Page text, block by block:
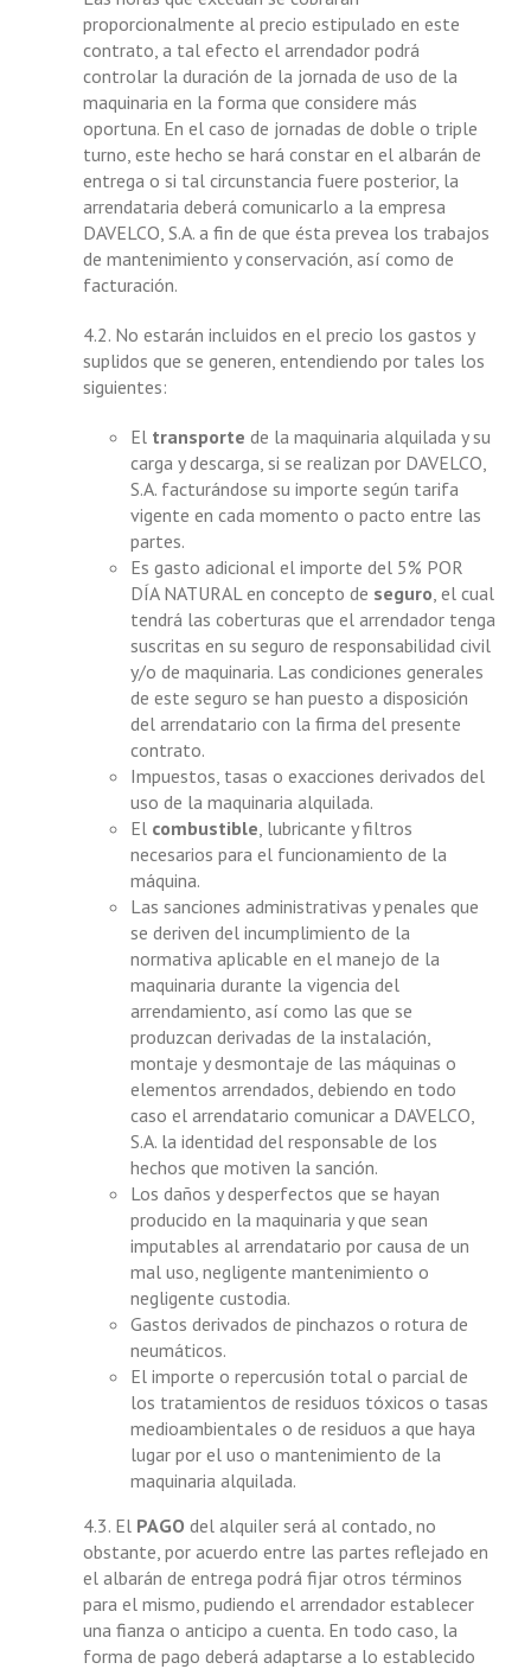
proporcionalmente al precio estipulado en este
contrato, a tal efecto el arrendador podrá
controlar la duración de la jornada de uso de la
maquinaria en la forma que considere más
oportuna. En el caso de jornadas de doble o triple
turno, este hecho se hará constar en el albarán de
entrega o si tal circunstancia fuere posterior, la
arrendataria deberá comunicarlo a la empresa
DAVELCO, S.A. a fin de que ésta prevea los trabajos
de mantenimiento y conservación, así como de
facturación.
4.2. No estarán incluidos en el precio los gastos y
suplidos que se generen, entendiendo por tales los
siguientes:
El transporte de la maquinaria alquilada y su
carga y descarga, si se realizan por DAVELCO,
S.A. facturándose su importe según tarifa
vigente en cada momento o pacto entre las
partes.
Es gasto adicional el importe del 5% POR
DÍA NATURAL en concepto de seguro, el cual
tendrá las coberturas que el arrendador tenga
suscritas en su seguro de responsabilidad civil
y/o de maquinaria. Las condiciones generales
de este seguro se han puesto a disposición
del arrendatario con la firma del presente
contrato.
Impuestos, tasas o exacciones derivados del
uso de la maquinaria alquilada.
El combustible, lubricante y filtros
necesarios para el funcionamiento de la
máquina.
Las sanciones administrativas y penales que
se deriven del incumplimiento de la
normativa aplicable en el manejo de la
maquinaria durante la vigencia del
arrendamiento, así como las que se
produzcan derivadas de la instalación,
montaje y desmontaje de las máquinas o
elementos arrendados, debiendo en todo
caso el arrendatario comunicar a DAVELCO,
S.A. la identidad del responsable de los
hechos que motiven la sanción.
Los daños y desperfectos que se hayan
producido en la maquinaria y que sean
imputables al arrendatario por causa de un
mal uso, negligente mantenimiento o
negligente custodia.
Gastos derivados de pinchazos o rotura de
neumáticos.
El importe o repercusión total o parcial de
los tratamientos de residuos tóxicos o tasas
medioambientales o de residuos a que haya
lugar por el uso o mantenimiento de la
maquinaria alquilada.
4.3. El PAGO del alquiler será al contado, no
obstante, por acuerdo entre las partes reflejado en
el albarán de entrega podrá fijar otros términos
para el mismo, pudiendo el arrendador establecer
una fianza o anticipo a cuenta. En todo caso, la
forma de pago deberá adaptarse a lo establecido